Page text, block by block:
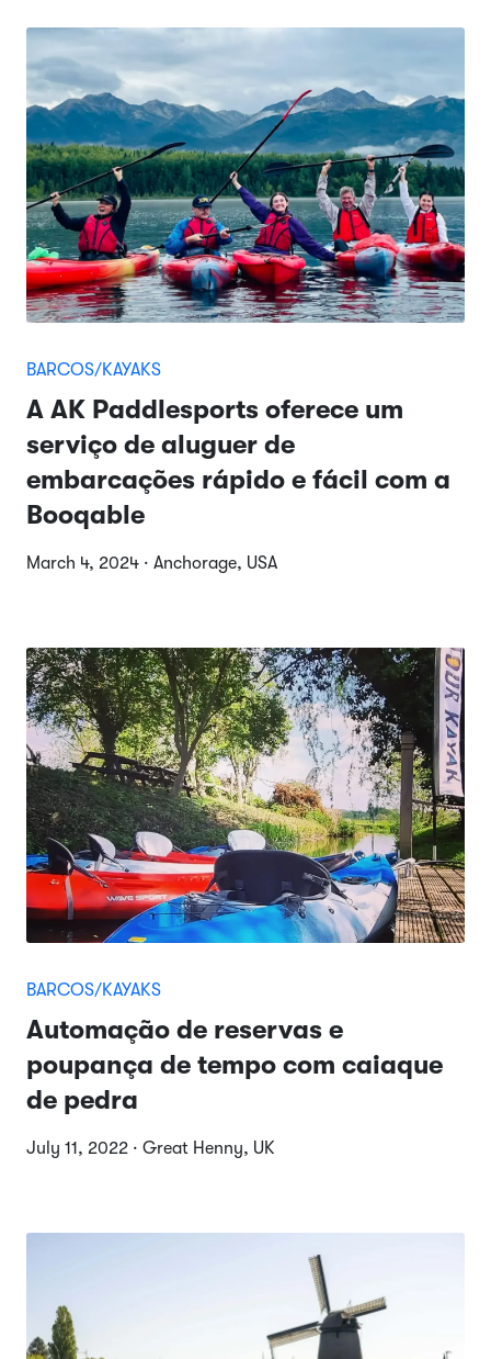
BARCOS/KAYAKS
A AK Paddlesports oferece um
serviço de aluguer de
embarcações rápido e fácil com a
Booqable
March 4, 2024 · Anchorage, USA
BARCOS/KAYAKS
Automação de reservas e
poupança de tempo com caiaque
de pedra
July 11, 2022 · Great Henny, UK